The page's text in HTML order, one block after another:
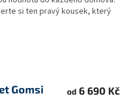
si ten pravý kousek, který
Gomsi od 6 690 Kč